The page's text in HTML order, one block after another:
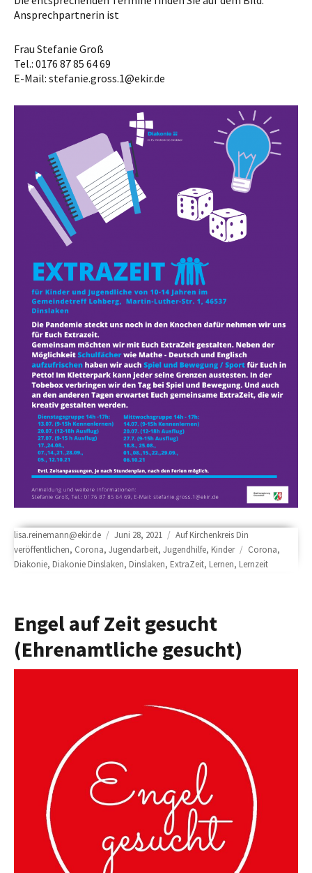
Ansprechpartnerin ist
Frau Stefanie Groß
Tel.: 0176 87 85 64 69
E-Mail: stefanie.gross.1@ekir.de
Author
lisa.reinemann@ekir.de
Posted
on
Juni 28, 2021 Categories
Auf Kirchenkreis Din
veröffentlichen, Corona, Jugendarbeit, Jugendhilfe, Kinder Tags
Corona,
Diakonie, Diakonie Dinslaken, Dinslaken, ExtraZeit, Lernen, Lernzeit
Engel auf Zeit gesucht
(Ehrenamtliche gesucht)